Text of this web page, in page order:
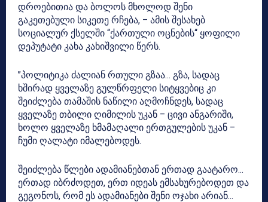
დროებითია და ბოლოს მხოლოდ შენი
გაკეთებული სიკეთე რჩება, – ამის შესახებ
სოციალურ ქსელში “ქართული ოცნების“ ყოფილი
დეპუტატი კახა კახიშვილი წერს.
”პოლიტიკა ძალიან რთული გზაა… გზა, სადაც
ხშირად ყველაზე გულწრფელი სიტყვებიც კი
შეიძლება თამაშის ნაწილი აღმოჩნდეს, სადაც
ყველაზე თბილი ღიმილის უკან – ცივი ანგარიში,
ხოლო ყველაზე ხმამაღალი ერთგულების უკან –
ჩუმი ღალატი იმალებოდეს.
შეიძლება წლები ადამიანებთან ერთად გაატარო…
ერთად იბრძოდეთ, ერთ იდეას ემსახურებოდეთ და
გეგონოს, რომ ეს ადამიანები შენი ოჯახი არიან…